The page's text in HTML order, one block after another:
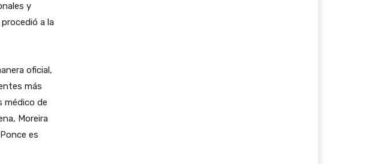
y
a la
oficial,
más
médico de
Moreira
es